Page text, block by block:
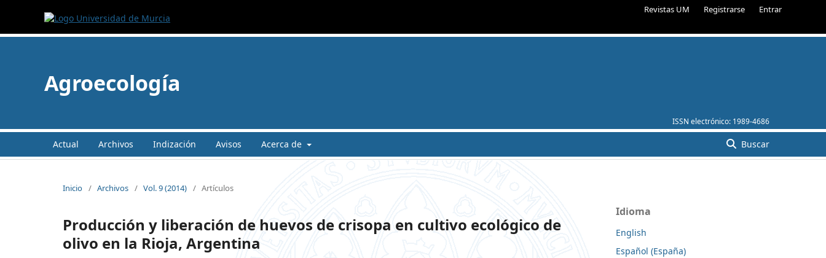
Revistas UM Registrarse Entrar
ISSN electrónico: 1989-4686
Agroecología
Actual Archivos Indización Avisos Acerca de Buscar
Inicio / Archivos / Vol. 9 (2014) / Artículos
Producción y liberación de huevos de crisopa en cultivo ecológico de
olivo en la Rioja, Argentina
Idioma
English
Español (España)